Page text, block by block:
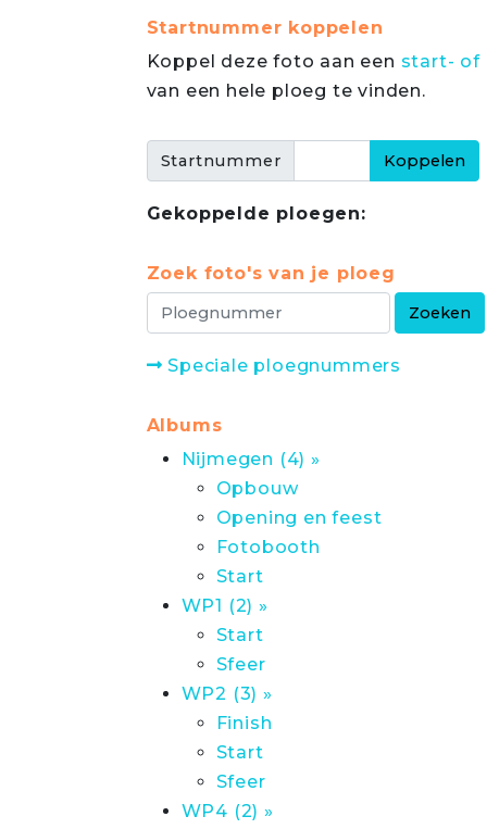
Startnummer koppelen
Koppel deze foto aan een start- of
van een hele ploeg te vinden.
Startnummer
Gekoppelde ploegen:
Zoek foto's van je ploeg
Speciale ploegnummers
Albums
Nijmegen (4) »
Opbouw
Opening en feest
Fotobooth
Start
WP1 (2) »
Start
Sfeer
WP2 (3) »
Finish
Start
Sfeer
WP4 (2) »